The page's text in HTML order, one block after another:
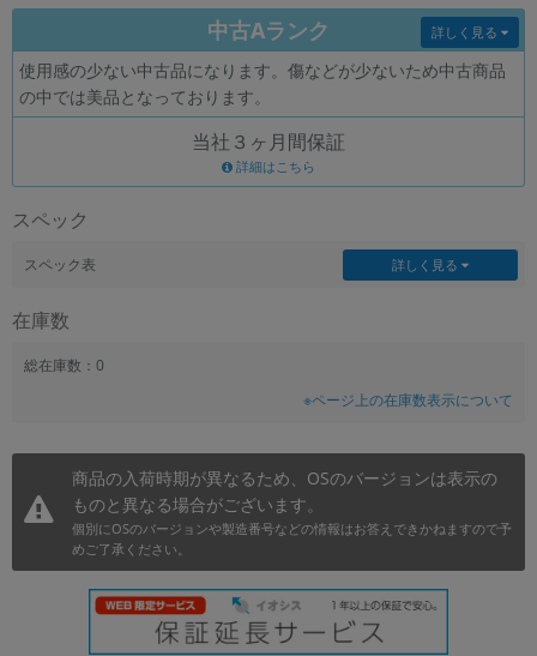
中古Aランク
使用感の少ない中古品になります。傷などが少ないため中古商品
の中では美品となっております。
詳しく見る
当社３ヶ月間保証
詳細はこちら
スペック
スペック表 詳しく見る
在庫数
総在庫数：0
※ページ上の在庫数表示について
商品の入荷時期が異なるため、OSのバージョンは表示の
ものと異なる場合がございます。
個別にOSのバージョンや製造番号などの情報はお答えできかねますので予
めご了承ください。
CPUの絞り込み
OS
メモリ
円 ～ 円